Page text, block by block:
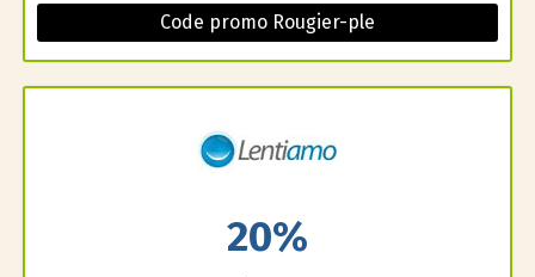
Code promo Rougier-ple
20%